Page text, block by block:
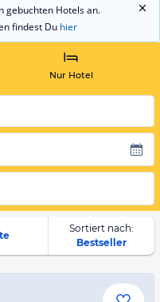
gebuchten Hotels an.
findest Du hier
Nur Hotel
Sortiert nach:
Bestseller